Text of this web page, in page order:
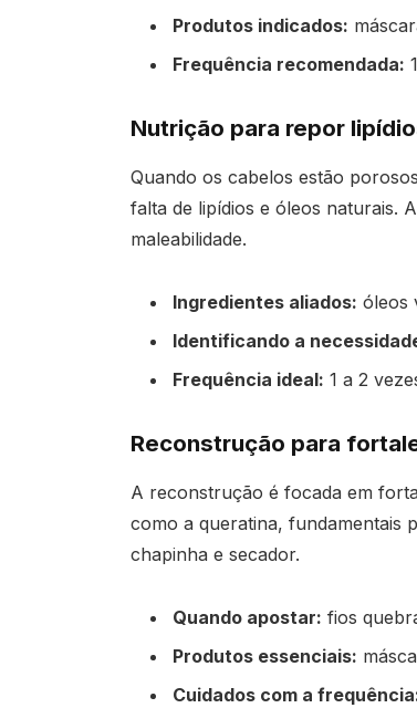
Produtos indicados:
Frequência recomendada:
Nutrição para repor
Quando os cabelos estão
falta de lipídios e óleos naturais.
maleabilidade.
Ingredientes aliados: óleos
Identificando a
Frequência ideal: 1 a 2
Reconstrução para
A reconstrução é focada em
como a queratina, fundamentais
chapinha e secador.
Quando apostar: fios
Produtos essenciais:
Cuidados com a